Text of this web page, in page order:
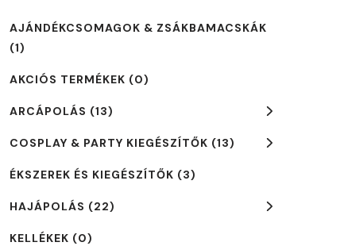
AJÁNDÉKCSOMAGOK & ZSÁKBAMACSKÁK
(1)
AKCIÓS TERMÉKEK (0)
ARCÁPOLÁS (13)
COSPLAY & PARTY KIEGÉSZÍTŐK (13)
ÉKSZEREK ÉS KIEGÉSZÍTŐK (3)
HAJÁPOLÁS (22)
KELLÉKEK (0)